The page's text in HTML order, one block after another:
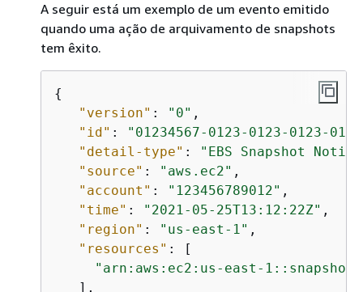
A seguir está um exemplo de um evento emitido
quando uma ação de arquivamento de snapshots
tem êxito.
{
"version" : "0" ,
"id" :
"01234567-0123-0123-0123-
"detail-type" :
"EBS Snapshot
"source" : "aws.ec2" ,
"account" : "123456789012" ,
"time" : "2021-05-25T13:12:22Z" ,
"region" : "us-east-1" ,
"resources" : [
"arn:aws:ec2:us-east-1::snapshot/
   ],